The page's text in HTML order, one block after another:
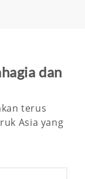
dan
terus
Asia yang